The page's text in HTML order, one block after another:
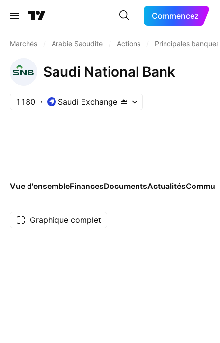
Commencez
Marchés Arabie Saoudite Actions Principales banques
Saudi National Bank
1180 Saudi Exchange
Vue d'ensembleFinancesDocumentsActualités
Graphique complet